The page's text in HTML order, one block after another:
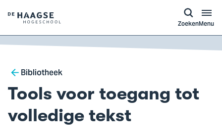
Logo
van
De
Hogeschool,
ga
naar
de
homepagina
ZoekenMenu
Breadcrumb
Bibliotheek
Tools voor toegang tot
volledige tekst